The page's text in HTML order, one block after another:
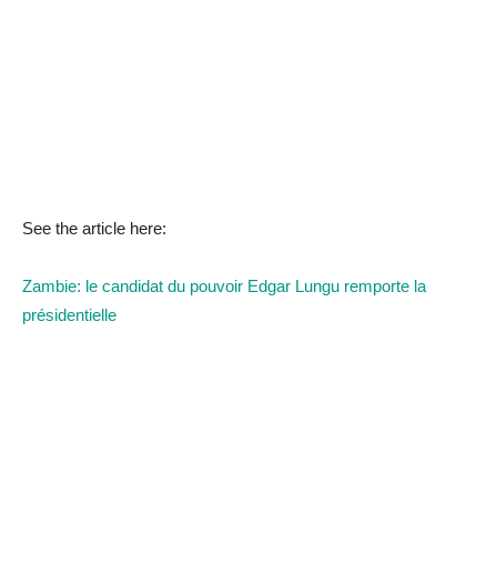
See the article here:
Zambie: le candidat du pouvoir Edgar Lungu remporte la
présidentielle